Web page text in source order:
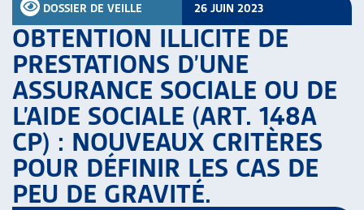
NOS PUBLICATIONS
ARTICLES
DOSSIERS DU MOIS
VEILLE
RESSOURCES
THÉMATIQUES
GUIDE SOCIAL ROMAND
DOSSIER DE VEILLE 26 JUIN 2023
OBTENTION ILLICITE DE
PRESTATIONS D’UNE
ASSURANCE SOCIALE OU DE
L’AIDE SOCIALE (ART. 148A
CP) : NOUVEAUX CRITÈRES
POUR DÉFINIR LES CAS DE
PEU DE GRAVITÉ.